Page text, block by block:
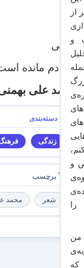
تنها
تنهایی
به یادم مانده
محمد علی
زندگی
شعر محمد
از
و
و
را
من
که